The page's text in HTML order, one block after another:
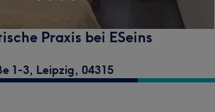
Praxis bei ESeins
1-3, Leipzig, 04315